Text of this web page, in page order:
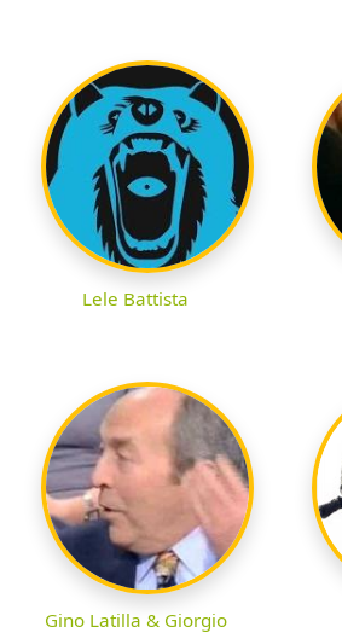
Lele Battista
Gino Latilla & Giorgio